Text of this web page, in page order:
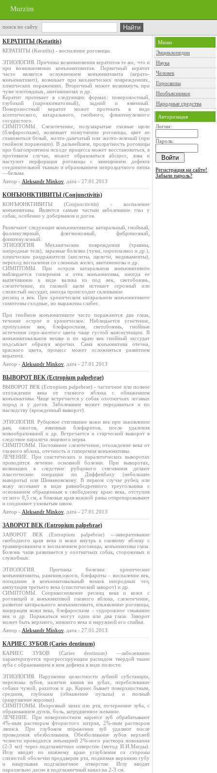
Murzim
поиск по сайту
КЕРАТИТЫ (Keratitis)
КЕРАТИТЫ (Keratitis) - воспаление роговицы.
ЭТИОЛОГИЯ. Причины возникновения кератитов те же, что и
при возникновении конъюнктивитов. Первичный кератит
часто является осложнением конъюнктивита (керато-
конъюнктивит), возникает при механических повреждениях,
химических поражениях. Вторичный может возникнуть при
чуме плотоядных, авитаминозах и др.
Кератит протекает в следующих формах: поверхностный,
глубокий (паренхиматозный), задний и язвенный.
Поверхностный кератит может протекать в виде
асептического, катарального, гнойного, фликтенулезного
сосудистого.
СИМПТОМЫ. Слезотечение, полузакрытые глазные щели
(блефароспазм), возникает помутнение роговицы, цвет ее
становиться белый, желто-дымчатый или желто-зеленый (при
гнойном поражении). В дальнейшем, прозрачность роговицы
при благоприятном исходе процесса может восстановиться, в
противном случае, может образоваться абсцесс, язва и
наступит перфорация роговицы с замещением дефекта
соединительной тканью и образованием непрозрачного пятна
—бельма.
Автор - Aleksandr Minkov, дата - 27.01.2013
КОНЪЮНКТИВИТЫ (Conjunctivitis)
КОНЪЮНКТИВИТЫ (Conjunctivitis) - воспаление
конъюнктивы. Является самым частым заболевание глаз у
собак, особенно у доберманов и догов.
Различают следующие конъюнктивиты: катаральный, гнойный,
фолликулярный, флегмонозный, фибринозный,
фликтенулезный.
ЭТИОЛОГИЯ. Механические повреждения (травмы,
инородные тела), заразные болезни (чума, пироплазмоз и др.),
химические раздражители (кислоты, щелочи, медикаменты),
переход воспаления со слюнных желез, авитаминозы и др.
СИМПТОМЫ. При остром катаральном конъюнктивите
наблюдается гиперемия и отек конъюнктивы, иногда ее
выпячивание в виде валика из под век, светобоязнь,
слезотечение, из глазной щели истекает серозный или
слизистый экссудат, иногда происходит склеивание
ресниц и век. При хроническом катаральном конъюнктивите
симптомы сходные, но выражены слабее.
При гнойном конъюнктивите часто поражаются два глаза,
течение острое и хроническое. Наблюдается угнетение,
припухание век, блефароспазм, светобоязнь, гнойные
истечения серо-желтого цвета чаще густой консистенции. В
конъюнктивальном мешке и по краю век гнойный экссудат
подсыхает образуя корочки. Сама конъюнктива отечна,
красного цвета, процесс может осложняться развитием
кератита.
Автор - Aleksandr Minkov, дата - 27.01.2013
ВЫВОРОТ ВЕК (Ectropium palpebrae)
ВЫВОРОТ ВЕК (Ectropium palpebrae) - частичное или полное
отхождение века от глазного яблока с обнажением
конъюнктивы. Чаще встречается у собак охотничьих легавых
пород и у догов. Заболевание может передаваться и по
наследству (врожденный выворот).
ЭТИОЛОГИЯ. Рубцовое стягивание кожи век при заживлении
ран, ожогов, язвенных блефаритов, после удаления
новообразований и др. Встречается и старческий выворот в
следствие паралича лицевого нерва.
СИМПТОМЫ. Постоянное слезотечение, отхождение века от
глазного яблока, отечность и гиперемия конъюнктивы.
ЛЕЧЕНИЕ. При спастических и паралитических выворотах
проводится лечение основной болезни. При выворотах,
возникших в следствие рубцового стягивания делают
пластические операции по Диффенбаху (небольшие
вывороты) или Шимановскому. В первом случае рубец или
кожу иссекают в виде равнобедренного треугольника с
основанием обращенным к свободному краю века, отступив
от него 0,5 см, а боковые края кожной раны отпрепаровывают
и соединяют узловатым швом.
Автор - Aleksandr Minkov, дата - 27.01.2013
ЗАВОРОТ ВЕК (Entropium palpebrae)
ЗАВОРОТ ВЕК (Entropium palpebrae) —заворачивание
свободного края века и кожи внутрь к глазному яблоку с
травмированием и воспалением роговицы, конъюнктивы глаза.
Болезнь чаще развивается у охотничьих собак, сторожевых и
служебных.
ЭТИОЛОГИЯ. Причины болезни: хронические
конъюнктивиты, ранения,ожоги, блефариты – воспаление век,
попадание в конъюнктивальный мешок инородных тел,
ампутация третьего века (спастический заворот) и др.
СИМПТОМЫ. Соприкосновение ресниц века и кожи с
роговицей и конъюнктивой глазного яблока, слезотечение,
развитие катарального конъюнктивита, изъязвление роговицы,
мацерация кожи века, блефароспазм – судорожное смыкание
век и др. Поражаться могут один или два глаза. Заворот
может быть верхнего, нижнего века и наружной его спайки.
Автор - Aleksandr Minkov, дата - 27.01.2013
КАРИЕС ЗУБОВ (Caries dentinum)
КАРИЕС ЗУБОВ (Caries dentinum) —заболевание
характеризуется прогрессирующим распадом твердой ткани
зуба с образованием в нем дефекта в виде полости.
ЭТИОЛОГИЯ. Нарушение целостности зубной субстанции,
переломы зубов, наличие камня на зубах, переболевание
собаки чумой, рахитом и др. Кариес бывает поверхностным,
средним, глубоким (обнажение пульпы) и полный
(разрушение коронки).
СИМПТОМЫ. Ихорозный запах изо рта, почернение зуба, с
образованием дупла, боль, затрудненное жевание.
ЛЕЧЕНИЕ. При поверхностном кариесе зуб обрабатывают
4%-ным раствором фтористого натрия, 2%-ным раствором
ляписа. При глубоком поражении зуб удаляют после
проведения обезболивания. Обезболивание зубов верхней
челюсти проводится инъекцией 2%-ного раствора новокаина
(2-3 мл) через подглазничное отверстие (метод И.И.Магды).
Иглу вводят по нижнему краю углубления со стороны
слизистой оболочки преддверия рта, поднимая верхнюю губу
и нащупывая подглазничное отверстие. Иглу вводят
параллельно десне в подглазничный канал на 2-3 см.
Меню
Энциклопедии
Наука
Человек
Гороскопы
Необъяснимое
Народные средства
Авторизация
Логин:
Пароль:
Регистрация на сайте!
Забыли пароль?